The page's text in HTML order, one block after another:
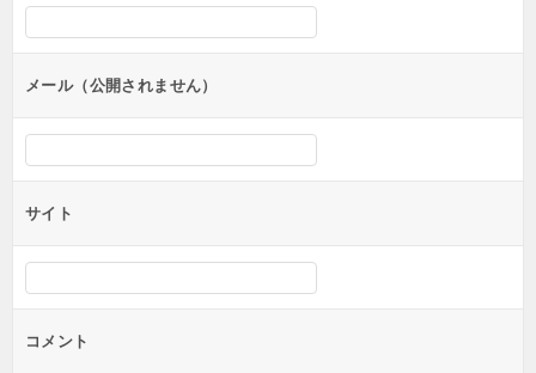
シ
ョ
ンメール（公開されません）
サイト
コメント